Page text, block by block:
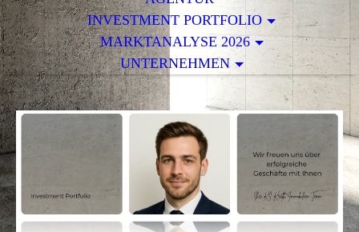
INVESTMENT PORTFOLIO
MARKTANALYSE 2026
UNTERNEHMEN